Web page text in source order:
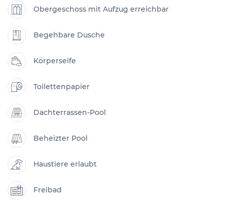
Obergeschoss mit Aufzug erreichbar
Begehbare Dusche
Körperseife
Toilettenpapier
Dachterrassen-Pool
Beheizter Pool
Haustiere erlaubt
Freibad